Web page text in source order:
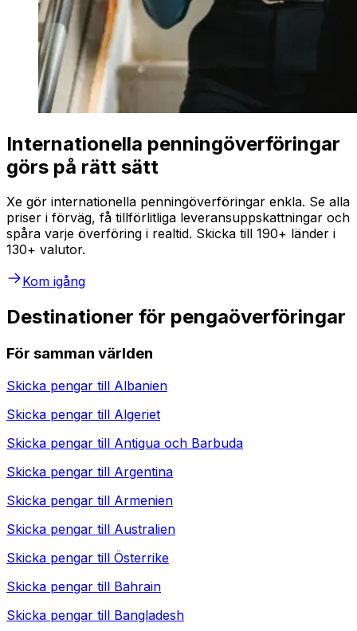
Internationella penningöverföringar
görs på rätt sätt
Xe gör internationella penningöverföringar enkla. Se alla
priser i förväg, få tillförlitliga leveransuppskattningar och
spåra varje överföring i realtid. Skicka till 190+ länder i
130+ valutor.
Kom igång
Destinationer för pengaöverföringar
För samman världen
Skicka pengar till Albanien
Skicka pengar till Algeriet
Skicka pengar till Antigua och Barbuda
Skicka pengar till Argentina
Skicka pengar till Armenien
Skicka pengar till Australien
Skicka pengar till Österrike
Skicka pengar till Bahrain
Skicka pengar till Bangladesh